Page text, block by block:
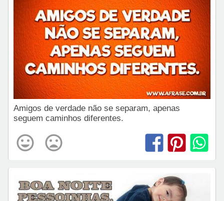
Amigos de verdade não se separam, apenas
seguem caminhos diferentes.